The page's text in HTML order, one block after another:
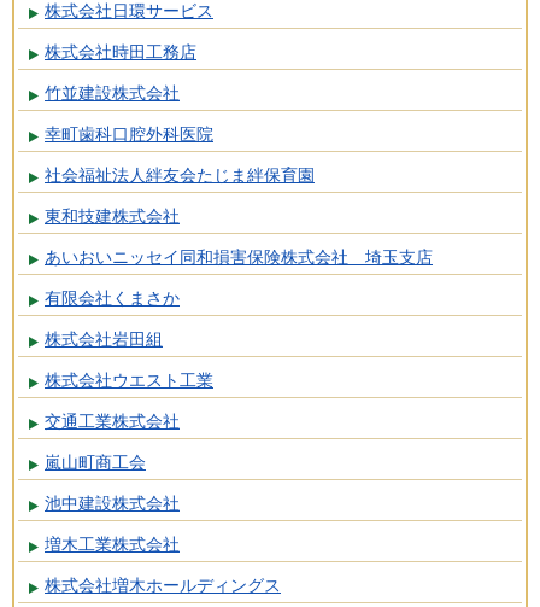
株式会社日環サービス
株式会社時田工務店
竹並建設株式会社
幸町歯科口腔外科医院
社会福祉法人絆友会たじま絆保育園
東和技建株式会社
あいおいニッセイ同和損害保険株式会社 埼玉支店
有限会社くまさか
株式会社岩田組
株式会社ウエスト工業
交通工業株式会社
嵐山町商工会
池中建設株式会社
増木工業株式会社
株式会社増木ホールディングス